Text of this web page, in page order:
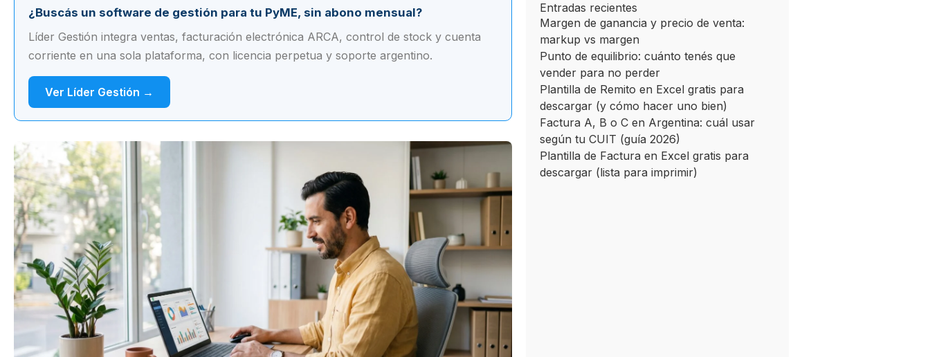
¿Buscás un software de gestión para tu PyME, sin abono mensual?
Líder Gestión integra ventas, facturación electrónica ARCA, control de stock y cuenta
corriente en una sola plataforma, con licencia perpetua y soporte argentino.
Ver Líder Gestión →
Entradas recientes
Margen de ganancia y precio de venta:
markup vs margen
Punto de equilibrio: cuánto tenés que
vender para no perder
Plantilla de Remito en Excel gratis para
descargar (y cómo hacer uno bien)
Factura A, B o C en Argentina: cuál usar
según tu CUIT (guía 2026)
Plantilla de Factura en Excel gratis para
descargar (lista para imprimir)